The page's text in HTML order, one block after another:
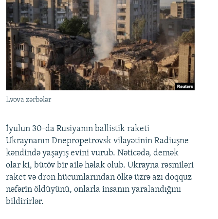
Lvova zərbələr
İyulun 30-da Rusiyanın ballistik raketi
Ukraynanın Dnepropetrovsk vilayətinin Radiuşne
kəndində yaşayış evini vurub. Nəticədə, demək
olar ki, bütöv bir ailə həlak olub. Ukrayna rəsmiləri
raket və dron hücumlarından ölkə üzrə azı doqquz
nəfərin öldüyünü, onlarla insanın yaralandığını
bildirirlər.